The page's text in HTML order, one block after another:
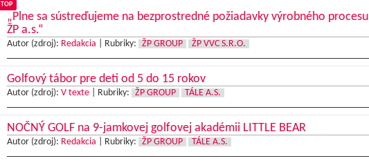
TOP
„Plne sa sústreďujeme na bezprostredné požiadavky výrobného procesu
ŽP a.s.“
Autor (zdroj): Redakcia Rubriky: ŽP GROUP ŽP VVC S.R.O.
Golfový tábor pre deti od 5 do 15 rokov
Autor (zdroj): V texte| Rubriky: ŽP GROUP TÁLE A.S.
NOČNÝ GOLF na 9-jamkovej golfovej akadémii LITTLE BEAR
Autor (zdroj): Redakcia Rubriky: ŽP GROUP TÁLE A.S.